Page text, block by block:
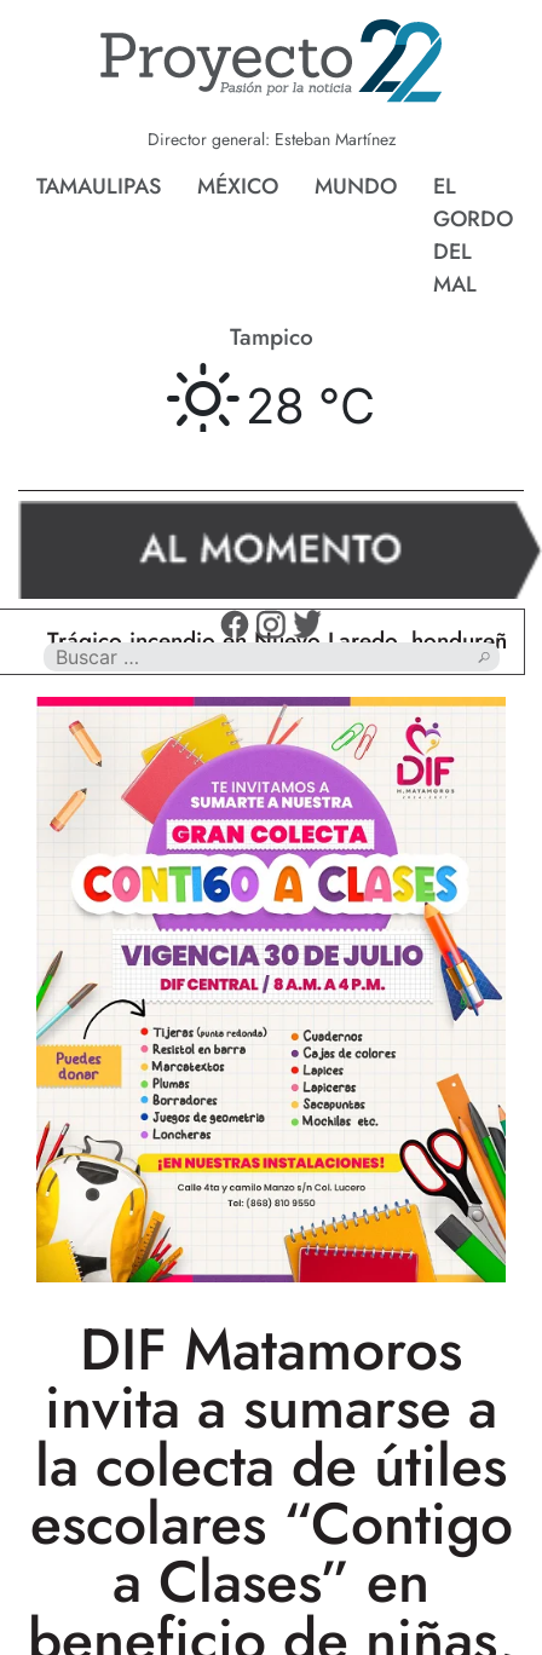
Director general: Esteban Martínez
TAMAULIPAS MÉXICO MUNDO
EL
GORDO
DEL
MAL
Tampico
28 °C
incendio en Nuevo Laredo, hondureño muere
DIF Matamoros
invita a sumarse a
la colecta de útiles
escolares “Contigo
a Clases” en